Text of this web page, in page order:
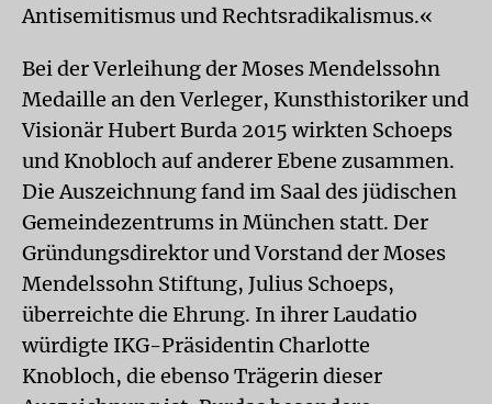
Antisemitismus und Rechtsradikalismus.«
Bei der Verleihung der Moses Mendelssohn
Medaille an den Verleger, Kunsthistoriker und
Visionär Hubert Burda 2015 wirkten Schoeps
und Knobloch auf anderer Ebene zusammen.
Die Auszeichnung fand im Saal des jüdischen
Gemeindezentrums in München statt. Der
Gründungs­direktor und Vorstand der Moses
Mendelssohn Stiftung, Julius Schoeps,
überreichte die Ehrung. In ihrer Laudatio
würdigte IKG-Präsidentin Charlotte
Knobloch, die ebenso Trägerin dieser